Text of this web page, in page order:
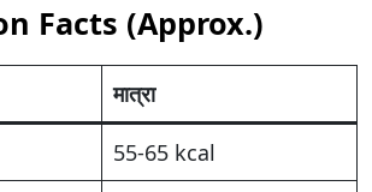
Facts (Approx.)
मात्रा
55-65 kcal